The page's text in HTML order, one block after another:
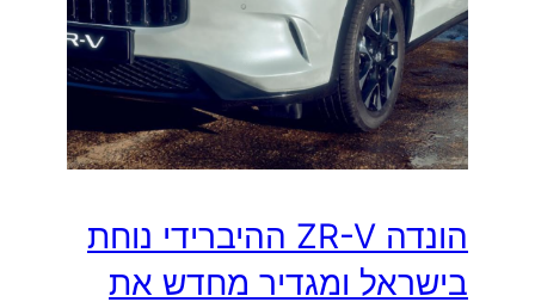
הונדה ZR-V ההיברידי נוחת
בישראל ומגדיר מחדש את